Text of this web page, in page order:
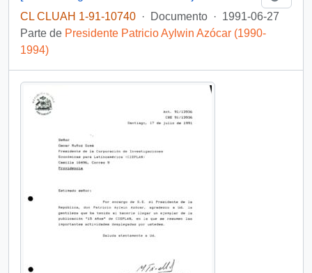
CL CLUAH 1-91-10740 · Documento · 1991-06-27
Parte de Presidente Patricio Aylwin Azócar (1990-
1994)